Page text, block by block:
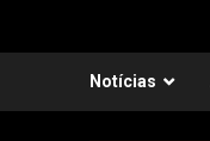
Notícias